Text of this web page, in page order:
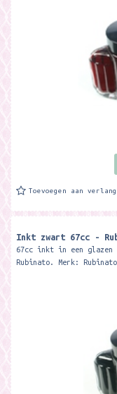
Toevoegen aan
Inkt zwart 67cc -
67cc inkt in een
Rubinato. Merk: Rubinato